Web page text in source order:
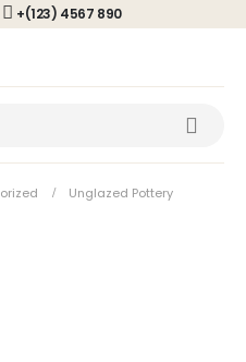
+(123) 4567 890
Unglazed Pottery